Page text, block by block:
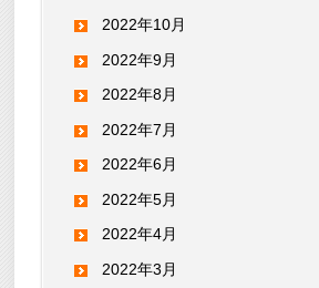
2022年10月
2022年9月
2022年8月
2022年7月
2022年6月
2022年5月
2022年4月
2022年3月